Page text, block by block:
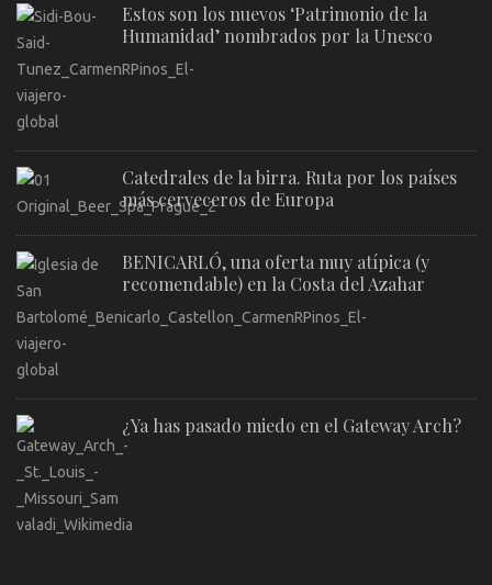
Estos son los nuevos ‘Patrimonio de la
Humanidad’ nombrados por la Unesco
Catedrales de la birra. Ruta por los países
más cerveceros de Europa
BENICARLÓ, una oferta muy atípica (y
recomendable) en la Costa del Azahar
¿Ya has pasado miedo en el Gateway Arch?